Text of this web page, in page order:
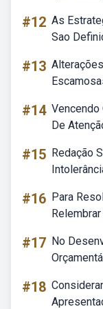
#12 As
Sao
#13
#14 Vencendo
De
#15 Redação
#16 Para
#17 No
#18